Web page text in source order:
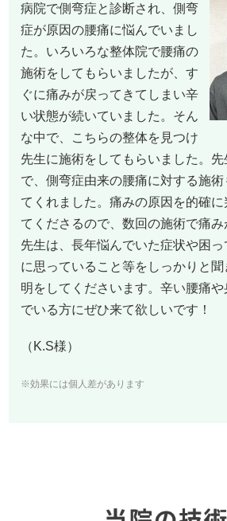
病院で側弯症と診断され、側弯
症が原因の腰痛に悩んでいまし
た。いろいろな整体院で腰痛の
施術をしてもらいましたが、す
ぐに痛みが戻ってきてしまい辛
い状態が続いていました。そん
な中で、こちらの整体を見つけ
先生に施術をしてもらいました。
で、側弯症由来の腰痛に対する施
てくれました。痛みの原因を的確
てくださるので、数回の施術で痛み
先生は、長年悩んでいた症状や困
に思っていること等をしっかりと
明をしてくださいます。辛い腰痛
でいる方にぜひ来て欲しいです！
（K.S様）
※効果には個人差があります